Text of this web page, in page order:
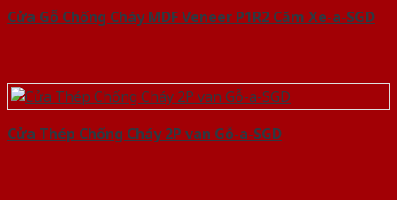
Cửa Gỗ Chống Cháy MDF Veneer P1R2 Căm Xe-a-SGD
Cửa Thép Chống Cháy 2P van Gỗ-a-SGD